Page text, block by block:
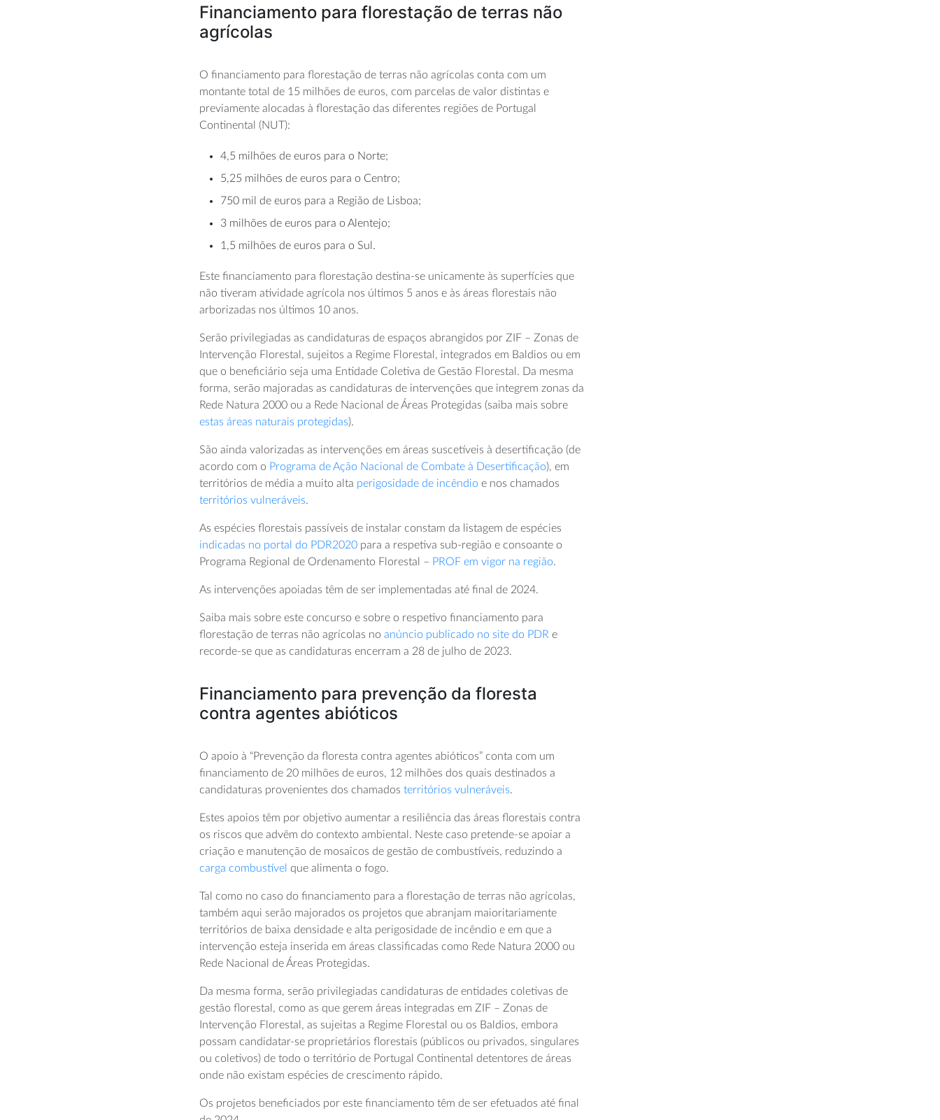
Financiamento para florestação de terras não
agrícolas
O financiamento para florestação de terras não agrícolas conta com um
montante total de 15 milhões de euros, com parcelas de valor distintas e
previamente alocadas à florestação das diferentes regiões de Portugal
Continental (NUT):
4,5 milhões de euros para o Norte;
5,25 milhões de euros para o Centro;
750 mil de euros para a Região de Lisboa;
3 milhões de euros para o Alentejo;
1,5 milhões de euros para o Sul.
Este financiamento para florestação destina-se unicamente às superfícies que
não tiveram atividade agrícola nos últimos 5 anos e às áreas florestais não
arborizadas nos últimos 10 anos.
Serão privilegiadas as candidaturas de espaços abrangidos por ZIF – Zonas de
Intervenção Florestal, sujeitos a Regime Florestal, integrados em Baldios ou em
que o beneficiário seja uma Entidade Coletiva de Gestão Florestal. Da mesma
forma, serão majoradas as candidaturas de intervenções que integrem zonas da
Rede Natura 2000 ou a Rede Nacional de Áreas Protegidas (saiba mais sobre
estas áreas naturais protegidas).
São ainda valorizadas as intervenções em áreas suscetíveis à desertificação (de
acordo com o Programa de Ação Nacional de Combate à Desertificação), em
territórios de média a muito alta perigosidade de incêndio e nos chamados
territórios vulneráveis.
As espécies florestais passíveis de instalar constam da listagem de espécies
indicadas no portal do PDR2020 para a respetiva sub-região e consoante o
Programa Regional de Ordenamento Florestal – PROF em vigor na região.
As intervenções apoiadas têm de ser implementadas até final de 2024.
Saiba mais sobre este concurso e sobre o respetivo financiamento para
florestação de terras não agrícolas noanúncio publicado no site do PDR e
recorde-se que as candidaturas encerram a 28 de julho de 2023.
Financiamento para prevenção da floresta
contra agentes abióticos
O apoio à “Prevenção da floresta contra agentes abióticos” conta com um
financiamento de 20 milhões de euros, 12 milhões dos quais destinados a
candidaturas provenientes dos chamadosterritórios vulneráveis.
Estes apoios têm por objetivo aumentar a resiliência das áreas florestais contra
os riscos que advêm do contexto ambiental. Neste caso pretende-se apoiar a
criação e manutenção de mosaicos de gestão de combustíveis, reduzindo a
carga combustível que alimenta o fogo.
Tal como no caso do financiamento para a florestação de terras não agrícolas,
também aqui serão majorados os projetos que abranjam maioritariamente
territórios de baixa densidade e alta perigosidade de incêndio e em que a
intervenção esteja inserida em áreas classificadas como Rede Natura 2000 ou
Rede Nacional de Áreas Protegidas.
Da mesma forma, serão privilegiadas candidaturas de entidades coletivas de
gestão florestal, como as que gerem áreas integradas em ZIF – Zonas de
Intervenção Florestal, as sujeitas a Regime Florestal ou os Baldios, embora
possam candidatar-se proprietários florestais (públicos ou privados, singulares
ou coletivos) de todo o território de Portugal Continental detentores de áreas
onde não existam espécies de crescimento rápido.
Os projetos beneficiados por este financiamento têm de ser efetuados até final